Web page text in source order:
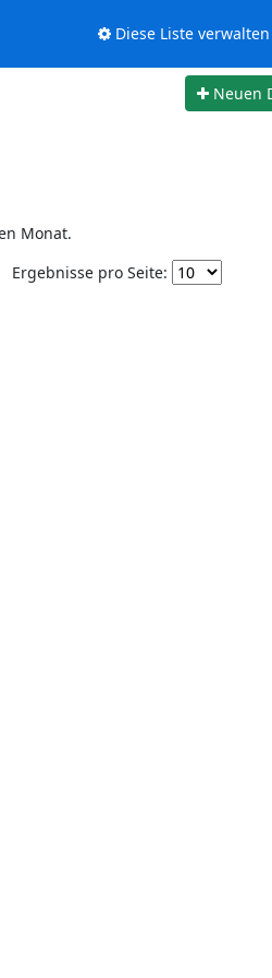
Diese Liste verwalten
Neuen
Monat.
Ergebnisse pro Seite: